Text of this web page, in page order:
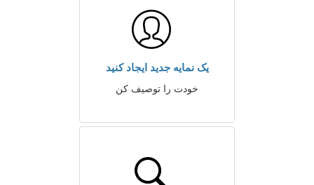
یک نمایه جدید ایجاد کنید
خودت را توصیف کن